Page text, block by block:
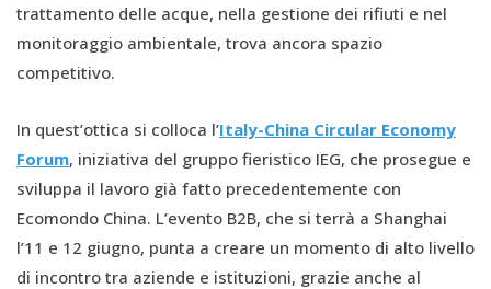
trattamento delle acque, nella gestione dei rifiuti e nel
monitoraggio ambientale, trova ancora spazio
competitivo.
In quest’ottica si colloca l’Italy-China Circular Economy
Forum, iniziativa del gruppo fieristico IEG, che prosegue e
sviluppa il lavoro già fatto precedentemente con
Ecomondo China. L’evento B2B, che si terrà a Shanghai
l’11 e 12 giugno, punta a creare un momento di alto livello
di incontro tra aziende e istituzioni, grazie anche al